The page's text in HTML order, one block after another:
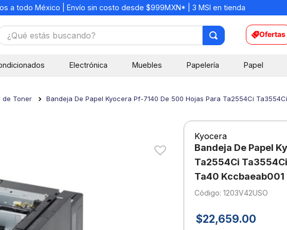
a todo México | Envío sin costo desde $999MXN* | 3 MSI en tienda
estás buscando? Ofertas
Electrónica Muebles Papelería Papel
de Toner Bandeja De Papel Kyocera Pf-7140 De 500 Hojas Para Ta2554Ci
Kyocera
Bandeja De Papel
Ta2554Ci
Ta40 Kccbaeab001
: 1203V42USO
$22,659.00
7.
8.
sacapuntas
9.
escolar